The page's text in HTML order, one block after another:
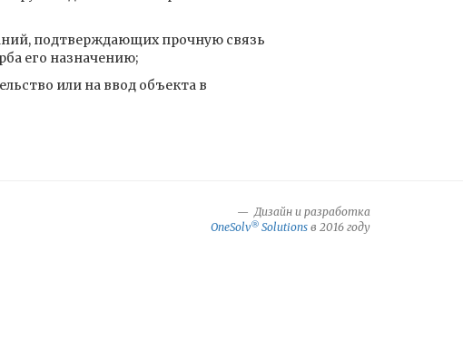
подтверждающих прочную связь
его назначению;
или на ввод объекта в
Дизайн и разработка
OneSolv® Solutions в 2016 году